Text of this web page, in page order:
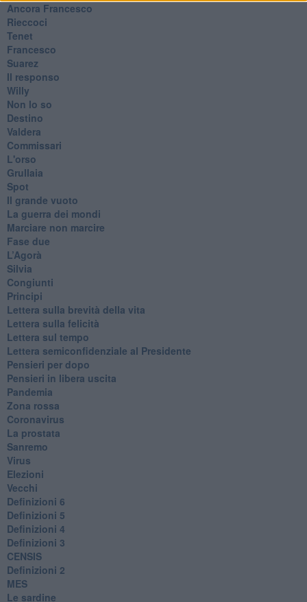
​Ancora Francesco
Rieccoci
Tenet
Francesco
Suarez
​Il responso
Willy
Non lo so
Destino
Valdera
Commissari
L'orso
Grullaia
Spot
​Il grande vuoto
​La guerra dei mondi
Marciare non marcire
Fase due
L’Agorà
Silvia
Congiunti
Principi
​Lettera sulla brevità della vita
​Lettera sulla felicità
​Lettera sul tempo
Lettera semiconfidenziale al Presidente
Pensieri per dopo
​Pensieri in libera uscita
Pandemia
Zona rossa
Coronavirus
La prostata
Sanremo
Virus
Elezioni
Vecchi
Definizioni 6
Definizioni 5
Definizioni 4
Definizioni 3
CENSIS
​Definizioni 2
MES
Le sardine